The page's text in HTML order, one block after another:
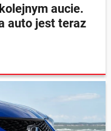
aucie.
auto jest teraz